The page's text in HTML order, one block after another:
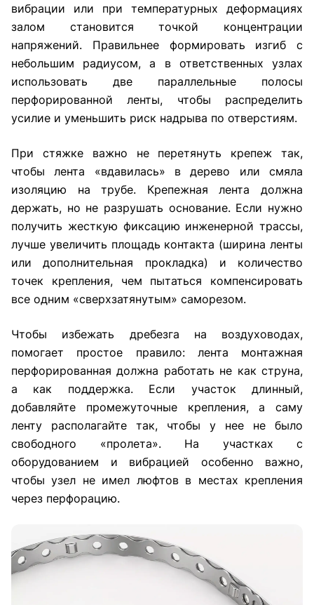
вибрации или при температурных деформациях
залом становится точкой концентрации
напряжений. Правильнее формировать изгиб с
небольшим радиусом, а в ответственных узлах
использовать две параллельные полосы
перфорированной ленты, чтобы распределить
усилие и уменьшить риск надрыва по отверстиям.
При стяжке важно не перетянуть крепеж так,
чтобы лента «вдавилась» в дерево или смяла
изоляцию на трубе. Крепежная лента должна
держать, но не разрушать основание. Если нужно
получить жесткую фиксацию инженерной трассы,
лучше увеличить площадь контакта (ширина ленты
или дополнительная прокладка) и количество
точек крепления, чем пытаться компенсировать
все одним «сверхзатянутым» саморезом.
Чтобы избежать дребезга на воздуховодах,
помогает простое правило: лента монтажная
перфорированная должна работать не как струна,
а как поддержка. Если участок длинный,
добавляйте промежуточные крепления, а саму
ленту располагайте так, чтобы у нее не было
свободного «пролета». На участках с
оборудованием и вибрацией особенно важно,
чтобы узел не имел люфтов в местах крепления
через перфорацию.